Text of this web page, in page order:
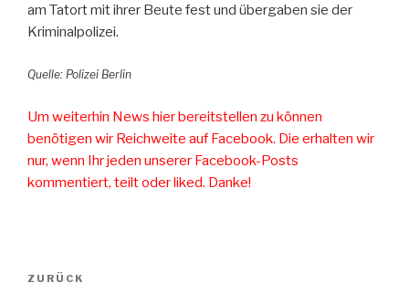
am Tatort mit ihrer Beute fest und übergaben sie der
Kriminalpolizei.
Quelle: Polizei Berlin
Um weiterhin News hier bereitstellen zu können
benötigen wir Reichweite auf Facebook. Die erhalten wir
nur, wenn Ihr jeden unserer Facebook-Posts
kommentiert, teilt oder liked. Danke!
Beitragsnavigation
ZURÜCK